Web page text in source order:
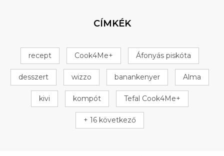
CÍMKÉK
recept Cook4Me+ Áfonyás piskóta
desszert wizzo banankenyer Alma
kivi kompót Tefal Cook4Me+
+ 16 következő